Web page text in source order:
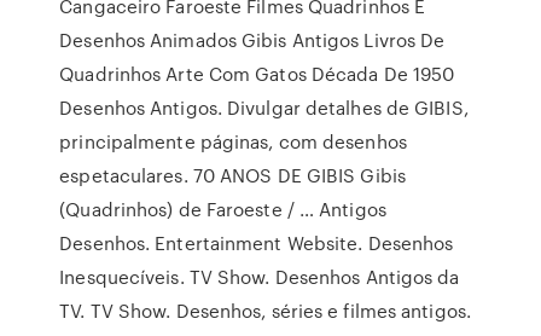
Cangaceiro Faroeste Filmes Quadrinhos E
Desenhos Animados Gibis Antigos Livros De
Quadrinhos Arte Com Gatos Década De 1950
Desenhos Antigos. Divulgar detalhes de GIBIS,
principalmente páginas, com desenhos
espetaculares. 70 ANOS DE GIBIS Gibis
(Quadrinhos) de Faroeste / … Antigos
Desenhos. Entertainment Website. Desenhos
Inesquecíveis. TV Show. Desenhos Antigos da
TV. TV Show. Desenhos, séries e filmes antigos.